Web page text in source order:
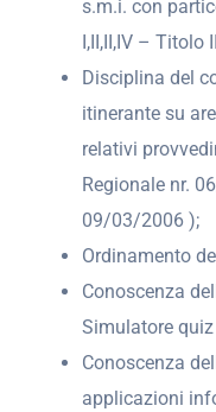
s.m.i. con
I,II,II,IV – Titolo
Disciplina del
itinerante su
relativi
Regionale nr.
09/03/2006 );
Ordinamento
Conoscenza
Simulatore quiz
Conoscenza
applicazioni